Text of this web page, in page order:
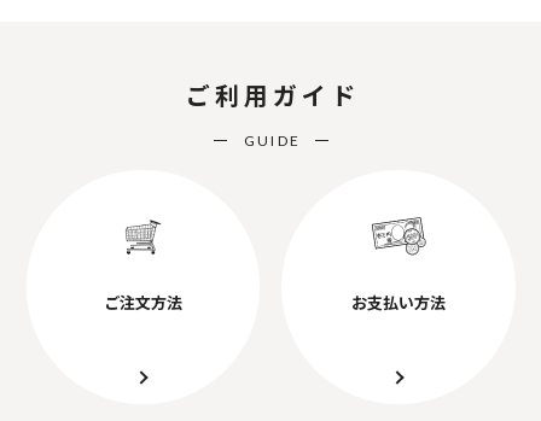
ご利用ガイド
GUIDE
ご注文方法 お支払い方法